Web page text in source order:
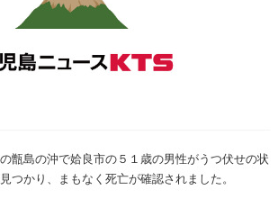
甑島の沖で姶良市の５１歳の男性がうつ伏せの状
つかり、まもなく死亡が確認されました。